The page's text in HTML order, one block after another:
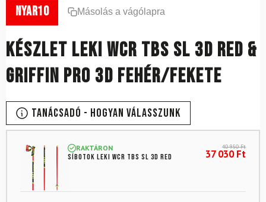
nyar10 Másolás a vágólapra
Készlet LEKI WCR TBS SL 3D Red &
Griffin Pro 3D fehér/fekete
Tanácsadó - Hogyan válasszunk
RAKTÁRON
Síbotok LEKI WCR TBS SL 3D Red
40 950Ft
37 030Ft